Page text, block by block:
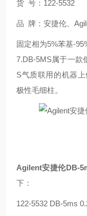
货 号： 122-5532
品 牌： 安捷伦、
固定相为5%苯基-
7.DB-5MS属于一款
S气质联用的机器
极性毛细柱。
Agilent安捷伦DB-
下：
122-5532 DB-5ms